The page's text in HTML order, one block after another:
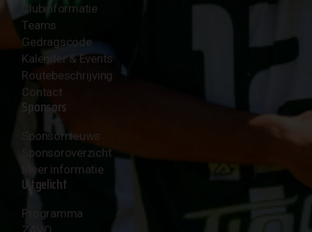
Clubinformatie
Teams
Gedragscode
Kalender & Events
Routebeschrijving
Contact
Sponsors
Sponsornieuws
Sponsoroverzicht
Meer informatie
Uitgelicht
Programma